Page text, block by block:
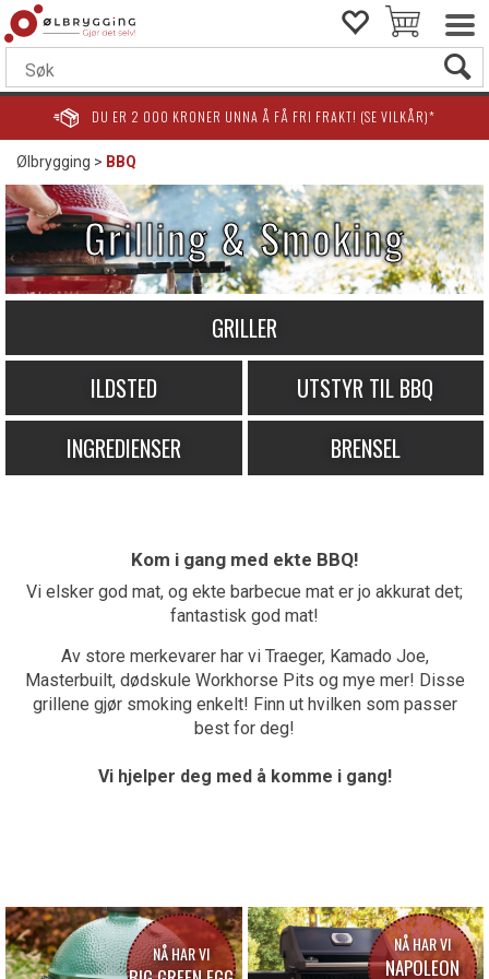
DU ER 2 000 KRONER UNNA Å FÅ FRI FRAKT! (SE VILKÅR)*
Ølbrygging> BBQ
Grilling & Smoking
GRILLER
ILDSTED
UTSTYR TIL BBQ
INGREDIENSER
BRENSEL
Kom i gang med ekte BBQ!
Vi elsker god mat, og ekte barbecue mat er jo akkurat det;
fantastisk god mat!
Av store merkevarer har vi Traeger, Kamado Joe,
Masterbuilt, dødskule Workhorse Pits og mye mer! Disse
grillene gjør smoking enkelt! Finn ut hvilken som passer
best for deg!
Vi hjelper deg med å komme i gang!
NÅ HAR VI NÅ HAR VI
NAPOLEON